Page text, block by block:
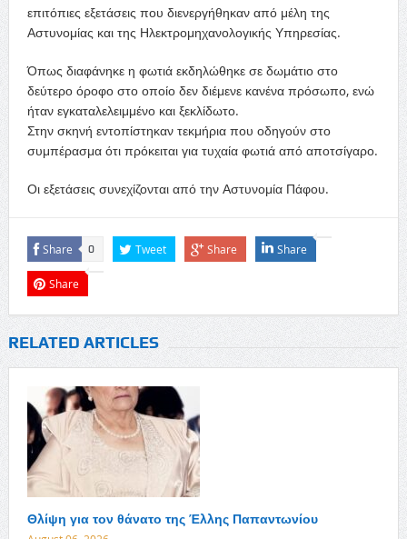
επιτόπιες εξετάσεις που διενεργήθηκαν από μέλη της
Αστυνομίας και της Ηλεκτρομηχανολογικής Υπηρεσίας.
Όπως διαφάνηκε η φωτιά εκδηλώθηκε σε δωμάτιο στο
δεύτερο όροφο στο οποίο δεν διέμενε κανένα πρόσωπο, ενώ
ήταν εγκαταλελειμμένο και ξεκλίδωτο.
Στην σκηνή εντοπίστηκαν τεκμήρια που οδηγούν στο
συμπέρασμα ότι πρόκειται για τυχαία φωτιά από αποτσίγαρο.
Οι εξετάσεις συνεχίζονται από την Αστυνομία Πάφου.
Share 0 Tweet Share Share
Share
RELATED ARTICLES
Θλίψη για τον θάνατο της Έλλης Παπαντωνίου